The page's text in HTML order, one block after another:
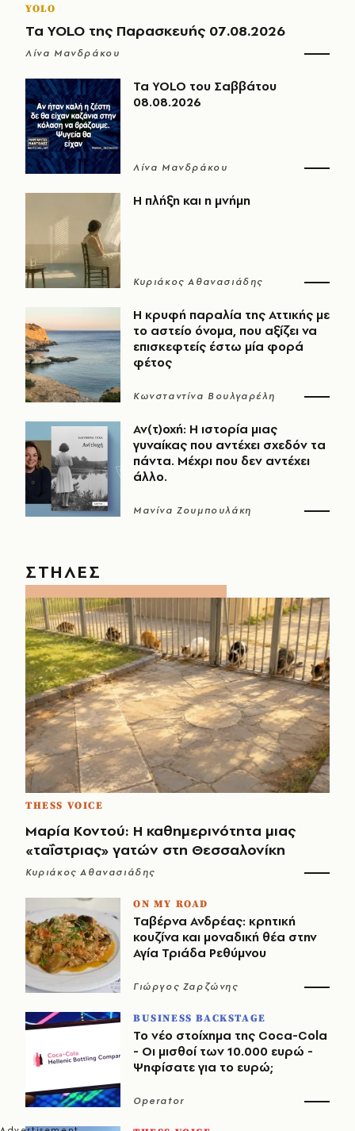
YOLO
Τα YOLO της Παρασκευής 07.08.2026
Λίνα Μανδράκου
Τα YOLO του Σαββάτου
08.08.2026
Λίνα Μανδράκου
Η πλήξη και η μνήμη
Κυριάκος Αθανασιάδης
Η κρυφή παραλία της Αττικής με
το αστείο όνομα, που αξίζει να
επισκεφτείς έστω μία φορά
φέτος
Κωνσταντίνα Βουλγαρέλη
Αν(τ)οχή: Η ιστορία μιας
γυναίκας που αντέχει σχεδόν τα
πάντα. Μέχρι που δεν αντέχει
άλλο.
Μανίνα Ζουμπουλάκη
ΣΤΗΛΕΣ
THESS VOICE
Μαρία Κοντού: Η καθημερινότητα μιας
«ταΐστριας» γατών στη Θεσσαλονίκη
Κυριάκος Αθανασιάδης
ON MY ROAD
Ταβέρνα Ανδρέας: κρητική
κουζίνα και μοναδική θέα στην
Αγία Τριάδα Ρεθύμνου
Γιώργος Ζαρζώνης
BUSINESS BACKSTAGE
Το νέο στοίχημα της Coca-Cola
- Οι μισθοί των 10.000 ευρώ -
Ψηφίσατε για το ευρώ;
Operator